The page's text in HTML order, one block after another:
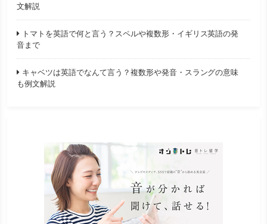
文解説
トマトを英語で何と言う？スペルや複数形・イギリス英語の発
音まで
キャベツは英語でなんて言う？複数形や発音・スラングの意味
も例文解説